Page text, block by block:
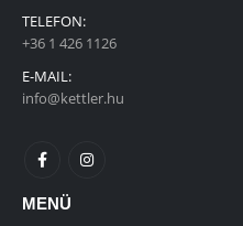
TELEFON:
+36 1 426 1126
E-MAIL:
info@kettler.hu
MENÜ